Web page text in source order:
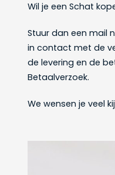
Wil je een Schat
Stuur dan een mail
in contact met de
de levering en de
Betaalverzoek.
We wensen je veel